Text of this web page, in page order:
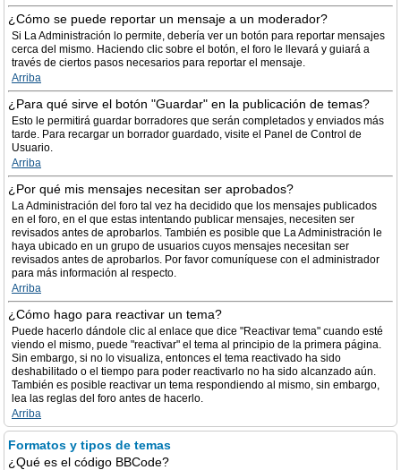
¿Cómo se puede reportar un mensaje a un moderador?
Si La Administración lo permite, debería ver un botón para reportar mensajes
cerca del mismo. Haciendo clic sobre el botón, el foro le llevará y guiará a
través de ciertos pasos necesarios para reportar el mensaje.
Arriba
¿Para qué sirve el botón "Guardar" en la publicación de temas?
Esto le permitirá guardar borradores que serán completados y enviados más
tarde. Para recargar un borrador guardado, visite el Panel de Control de
Usuario.
Arriba
¿Por qué mis mensajes necesitan ser aprobados?
La Administración del foro tal vez ha decidido que los mensajes publicados
en el foro, en el que estas intentando publicar mensajes, necesiten ser
revisados antes de aprobarlos. También es posible que La Administración le
haya ubicado en un grupo de usuarios cuyos mensajes necesitan ser
revisados antes de aprobarlos. Por favor comuníquese con el administrador
para más información al respecto.
Arriba
¿Cómo hago para reactivar un tema?
Puede hacerlo dándole clic al enlace que dice "Reactivar tema" cuando esté
viendo el mismo, puede "reactivar" el tema al principio de la primera página.
Sin embargo, si no lo visualiza, entonces el tema reactivado ha sido
deshabilitado o el tiempo para poder reactivarlo no ha sido alcanzado aún.
También es posible reactivar un tema respondiendo al mismo, sin embargo,
lea las reglas del foro antes de hacerlo.
Arriba
Formatos y tipos de temas
¿Qué es el código BBCode?